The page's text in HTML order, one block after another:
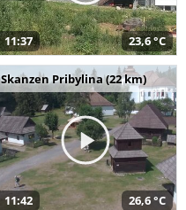
11:37 23,6 °C
Skanzen Pribylina (22 km)
11:42 26,6 °C